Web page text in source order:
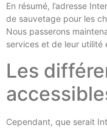
En résumé, l’adresse
de sauvetage pour les
Nous passerons
services et de leur utilité
Les
Cependant, que serait